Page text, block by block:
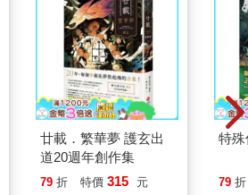
編完的鬥志。
日漸豐碩，包含了抒情詩與敘事詩、
回憶錄、極短篇、儀式紀錄、日記，
這些文字能喚起讀者心中的悲傷、抗
、敬畏、柔情、傷痛、懊悔、同情、
自豪、安心和平靜。本書收錄了十六
，跨越多元的種族、文化、性別與性傾
美國作家，也能聽見來自保加利亞、中
朗、愛爾蘭、肯亞、北愛爾蘭、巴基
阿拉伯、蘇格蘭、南非、蘇丹和敘利亞
廿載．繁華夢 護玄出
道20週年創作集
79 折 特價 315 元
特
79 折